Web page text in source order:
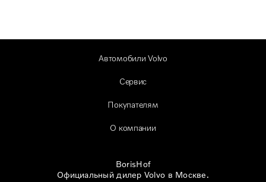
Автомобили Volvo
Сервис
Покупателям
О компании
BorisHof
Официальный дилер Volvo в Москве.